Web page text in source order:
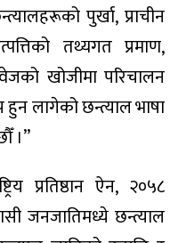
पुर्खा, प्राचीन
तथ्यगत प्रमाण,
खोजीमा परिचालन
हुन लागेको छन्त्याल भाषा
।”
प्रतिष्ठान ऐन, २०५८
जनजातिमध्ये छन्त्याल